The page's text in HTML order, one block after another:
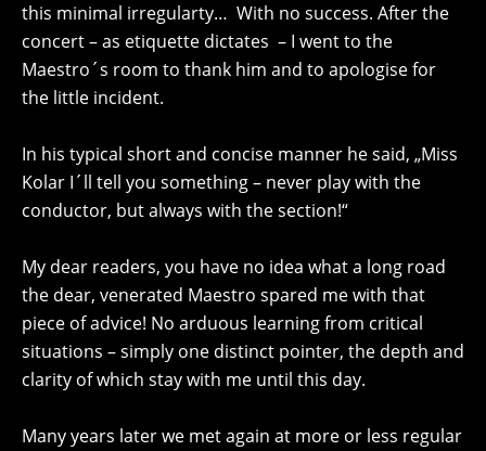
this minimal irregularty… With no success. After the
concert – as etiquette dictates – I went to the
Maestro´s room to thank him and to apologise for
the little incident.
In his typical short and concise manner he said, „Miss
Kolar I´ll tell you something – never play with the
conductor, but always with the section!“
My dear readers, you have no idea what a long road
the dear, venerated Maestro spared me with that
piece of advice! No arduous learning from critical
situations – simply one distinct pointer, the depth and
clarity of which stay with me until this day.
Many years later we met again at more or less regular